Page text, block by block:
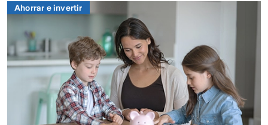
Ahorrar e invertir